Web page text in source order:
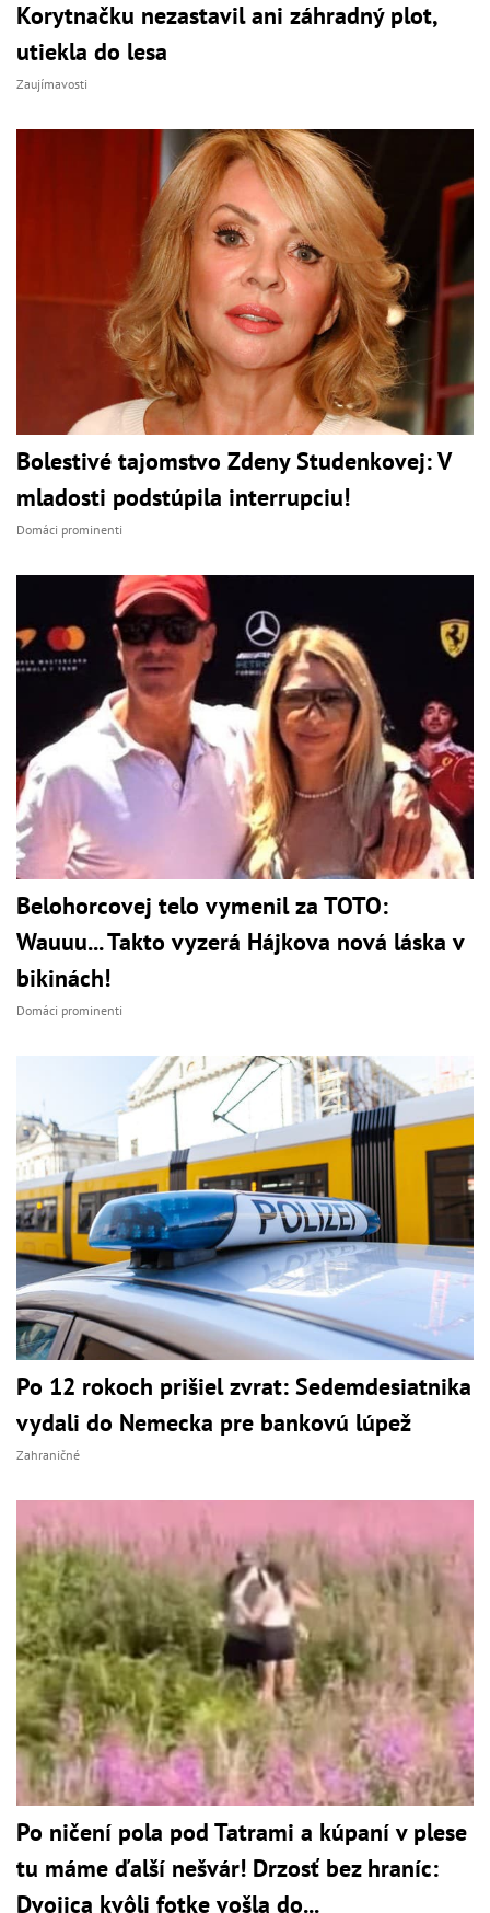
Korytnačku nezastavil ani záhradný plot,
utiekla do lesa
Zaujímavosti
Bolestivé tajomstvo Zdeny Studenkovej: V
mladosti podstúpila interrupciu!
Domáci prominenti
Belohorcovej telo vymenil za TOTO:
Wauuu... Takto vyzerá Hájkova nová láska v
bikinách!
Domáci prominenti
Po 12 rokoch prišiel zvrat: Sedemdesiatnika
vydali do Nemecka pre bankovú lúpež
Zahraničné
Po ničení pola pod Tatrami a kúpaní v plese
tu máme ďalší nešvár! Drzosť bez hraníc:
Dvojica kvôli fotke vošla do...